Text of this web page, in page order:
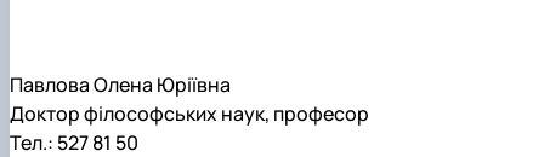
Павлова Олена Юріївна
Доктор філософських наук, професор
Тел.: 527 81 50